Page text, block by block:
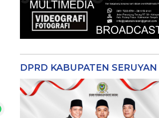
DPRD KABUPATEN SERUYAN